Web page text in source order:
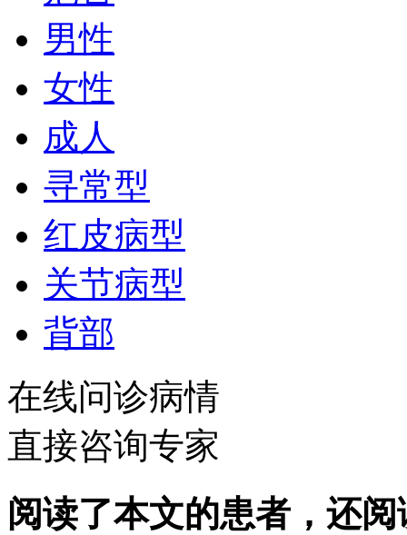
男性
女性
成人
寻常型
红皮病型
关节病型
背部
在线问诊病情
直接咨询专家
阅读了本文的患者，还